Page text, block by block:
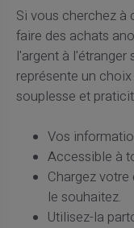
Si vous cherchez à
faire des achats
l'argent à l'étranger
représente un
souplesse et
Vos
Accessible à
Chargez
le souhaitez.
Utilisez-la